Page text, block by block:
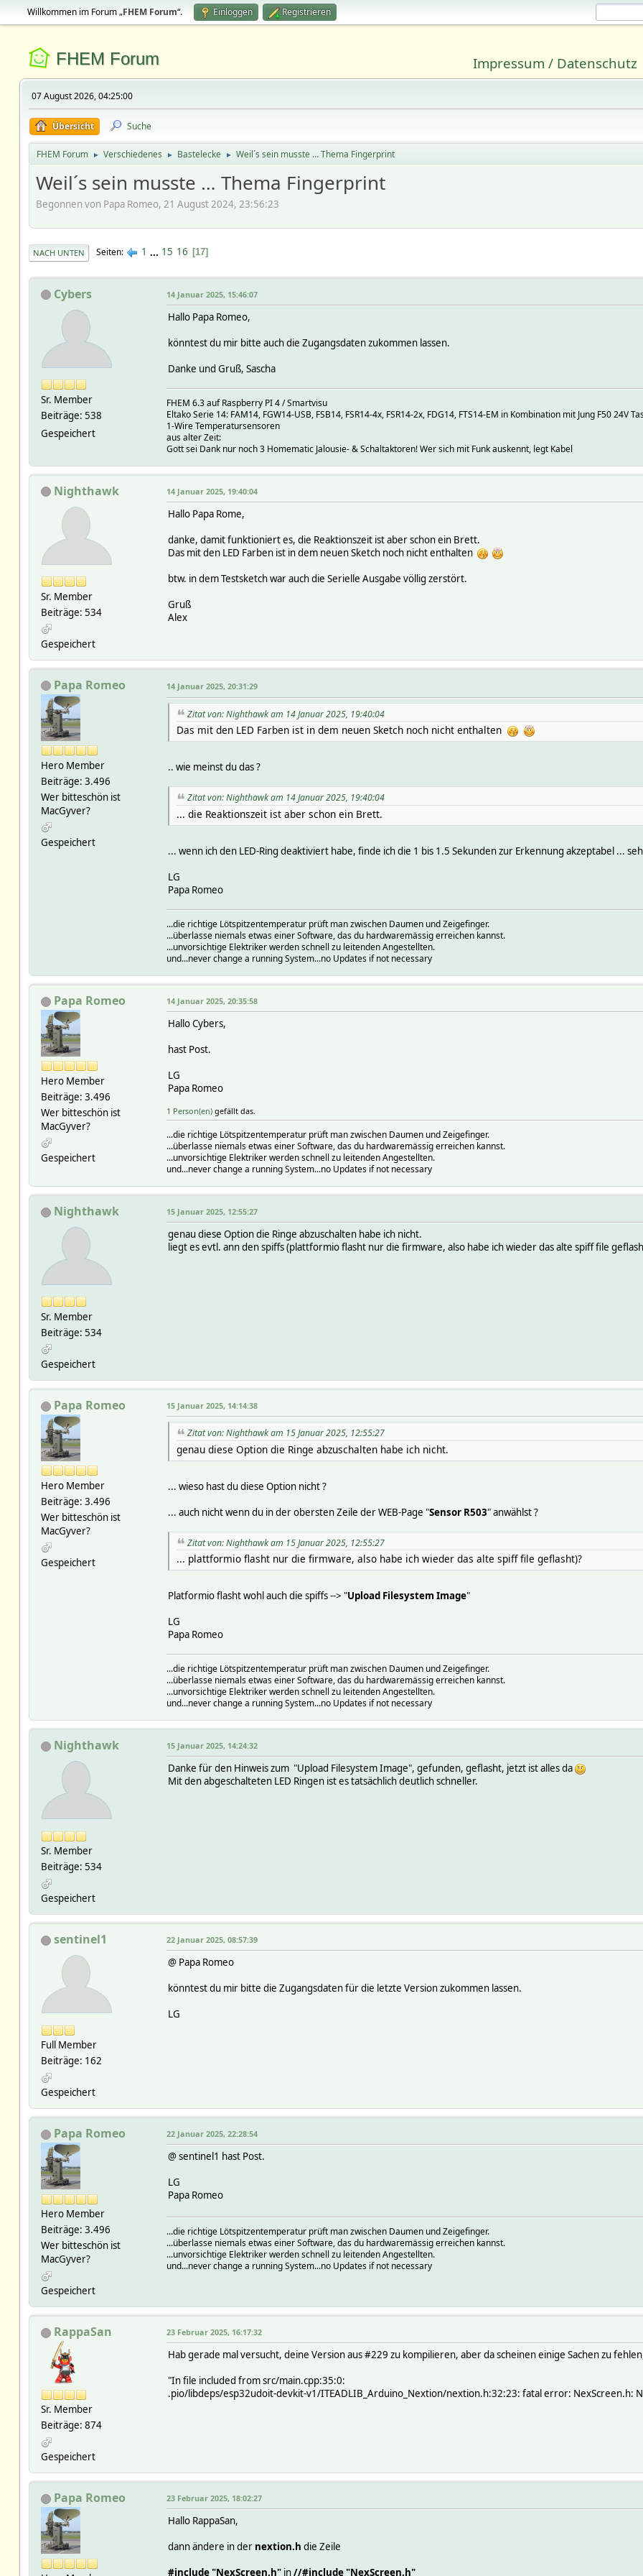
Willkommen im Forum „FHEM Forum“. Einloggen Registrieren
FHEM Forum Impressum / Datenschutz
07 August 2026, 04:25:00
Übersicht Suche
FHEM Forum ► Verschiedenes ► Bastelecke ► Weil´s sein musste … Thema Fingerprint
Weil´s sein musste … Thema Fingerprint
Begonnen von Papa Romeo, 21 August 2024, 23:56:23
NACH UNTEN Seiten 1 ... 15 16 17
Cybers
Sr. Member
Beiträge: 538
Gespeichert
14 Januar 2025, 15:46:07
Hallo Papa Romeo,
könntest du mir bitte auch die Zugangsdaten zukommen lassen.
Danke und Gruß, Sascha
FHEM 6.3 auf Raspberry PI 4 / Smartvisu
Eltako Serie 14: FAM14, FGW14-USB, FSB14, FSR14-4x, FSR14-2x, FDG14, FTS14-EM in Kombination mit Jung F50 24V
1-Wire Temperatursensoren
aus alter Zeit:
Gott sei Dank nur noch 3 Homematic Jalousie- & Schaltaktoren! Wer sich mit Funk auskennt, legt Kabel
Nighthawk
Sr. Member
Beiträge: 534
Gespeichert
14 Januar 2025, 19:40:04
Hallo Papa Rome,
danke, damit funktioniert es, die Reaktionszeit ist aber schon ein Brett.
Das mit den LED Farben ist in dem neuen Sketch noch nicht enthalten
btw. in dem Testsketch war auch die Serielle Ausgabe völlig zerstört.
Gruß
Alex
Papa Romeo
Hero Member
Beiträge: 3.496
Wer bitteschön ist
MacGyver?
Gespeichert
14 Januar 2025, 20:31:29
Zitat von: Nighthawk am 14 Januar 2025, 19:40:04
Das mit den LED Farben ist in dem neuen Sketch noch nicht enthalten
.. wie meinst du das ?
Zitat von: Nighthawk am 14 Januar 2025, 19:40:04
... die Reaktionszeit ist aber schon ein Brett.
... wenn ich den LED-Ring deaktiviert habe, finde ich die 1 bis 1.5 Sekunden zur Erkennung akzeptabel ...
LG
Papa Romeo
...die richtige Lötspitzentemperatur prüft man zwischen Daumen und Zeigefinger.
...überlasse niemals etwas einer Software, das du hardwaremässig erreichen kannst.
...unvorsichtige Elektriker werden schnell zu leitenden Angestellten.
und...never change a running System...no Updates if not necessary
Papa Romeo
Hero Member
Beiträge: 3.496
Wer bitteschön ist
MacGyver?
Gespeichert
14 Januar 2025, 20:35:58
Hallo Cybers,
hast Post.
LG
Papa Romeo
1 Person(en)gefällt das.
...die richtige Lötspitzentemperatur prüft man zwischen Daumen und Zeigefinger.
...überlasse niemals etwas einer Software, das du hardwaremässig erreichen kannst.
...unvorsichtige Elektriker werden schnell zu leitenden Angestellten.
und...never change a running System...no Updates if not necessary
Nighthawk
Sr. Member
Beiträge: 534
Gespeichert
15 Januar 2025, 12:55:27
genau diese Option die Ringe abzuschalten habe ich nicht.
liegt es evtl. ann den spiffs (plattformio flasht nur die firmware, also habe ich wieder das alte spiff file
Papa Romeo
Hero Member
Beiträge: 3.496
Wer bitteschön ist
MacGyver?
Gespeichert
15 Januar 2025, 14:14:38
Zitat von: Nighthawk am 15 Januar 2025, 12:55:27
genau diese Option die Ringe abzuschalten habe ich nicht.
... wieso hast du diese Option nicht ?
... auch nicht wenn du in der obersten Zeile der WEB-Page "Sensor R503" anwählst ?
Zitat von: Nighthawk am 15 Januar 2025, 12:55:27
... plattformio flasht nur die firmware, also habe ich wieder das alte spiff file geflasht)?
Platformio flasht wohl auch die spiffs --> "Upload Filesystem Image"
LG
Papa Romeo
...die richtige Lötspitzentemperatur prüft man zwischen Daumen und Zeigefinger.
...überlasse niemals etwas einer Software, das du hardwaremässig erreichen kannst.
...unvorsichtige Elektriker werden schnell zu leitenden Angestellten.
und...never change a running System...no Updates if not necessary
Nighthawk
Sr. Member
Beiträge: 534
Gespeichert
15 Januar 2025, 14:24:32
Danke für den Hinweis zum "Upload Filesystem Image", gefunden, geflasht, jetzt ist alles da
Mit den abgeschalteten LED Ringen ist es tatsächlich deutlich schneller.
sentinel1
Full Member
Beiträge: 162
Gespeichert
22 Januar 2025, 08:57:39
@ Papa Romeo
könntest du mir bitte die Zugangsdaten für die letzte Version zukommen lassen.
LG
Papa Romeo
Hero Member
Beiträge: 3.496
Wer bitteschön ist
MacGyver?
Gespeichert
22 Januar 2025, 22:28:54
@ sentinel1 hast Post.
LG
Papa Romeo
...die richtige Lötspitzentemperatur prüft man zwischen Daumen und Zeigefinger.
...überlasse niemals etwas einer Software, das du hardwaremässig erreichen kannst.
...unvorsichtige Elektriker werden schnell zu leitenden Angestellten.
und...never change a running System...no Updates if not necessary
RappaSan
Sr. Member
Beiträge: 874
Gespeichert
23 Februar 2025, 16:17:32
Hab gerade mal versucht, deine Version aus #229 zu kompilieren, aber da scheinen einige Sachen zu
"In file included from src/main.cpp:35:0:
.pio/libdeps/esp32udoit-devkit-v1/ITEADLIB_Arduino_Nextion/nextion.h:32:23: fatal error: NexScreen.h:
Papa Romeo 23 Februar 2025, 18:02:27
Hallo RappaSan,
dann ändere in der nextion.h die Zeile
#include "NexScreen.h"in//#include "NexScreen.h"